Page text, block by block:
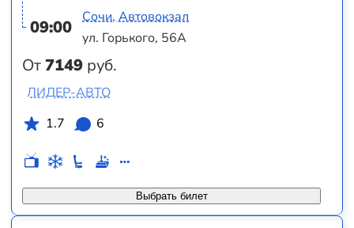
09:00
От7149 руб.
Сочи, Автовокзал
ул. Горького, 56А
Выбрать билет
ЛИДЕР-АВТО
1.7
6